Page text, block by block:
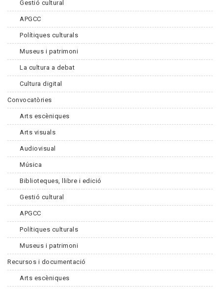
Gestió cultural
APGCC
Polítiques culturals
Museus i patrimoni
La cultura a debat
Cultura digital
Convocatòries
Arts escèniques
Arts visuals
Audiovisual
Música
Biblioteques, llibre i edició
Gestió cultural
APGCC
Polítiques culturals
Museus i patrimoni
Recursos i documentació
Arts escèniques